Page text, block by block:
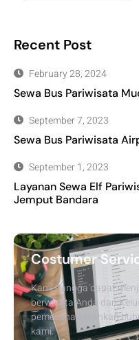
Recent Post
February 28, 2024
Sewa Bus Pariwisata
September 7, 2023
Sewa Bus Pariwisata
September 1, 2023
Layanan Sewa Elf
Jemput Bandara
Costumer
Kami bangga dapat
berwisata Anda dan
pemesanan silahkan
kami.